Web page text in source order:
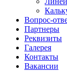
Вопрос-
Партнеры
Реквизиты
Галерея
Контакты
Вакансии